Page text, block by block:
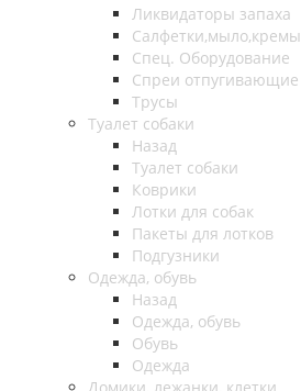
Ликвидаторы запаха
Салфетки,мыло,кремы
Спец. Оборудование
Спреи отпугивающие
Трусы
Туалет собаки
Назад
Туалет собаки
Коврики
Лотки для собак
Пакеты для лотков
Подгузники
Одежда, обувь
Назад
Одежда, обувь
Обувь
Одежда